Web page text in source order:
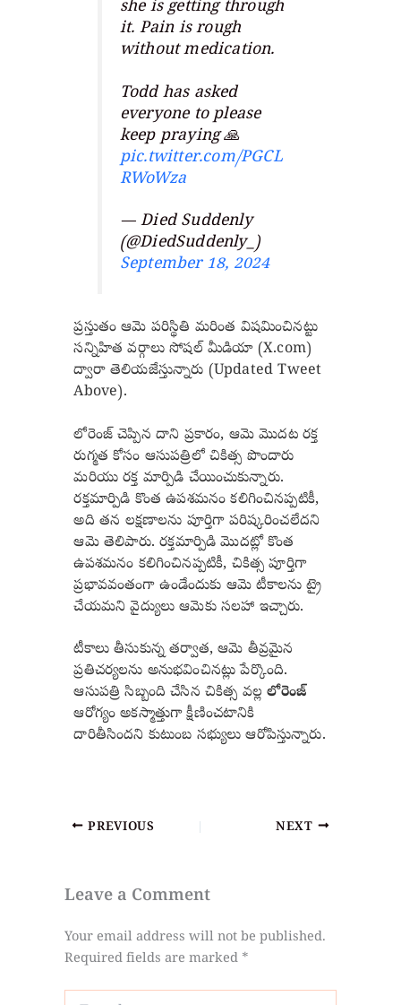
she is getting through
it. Pain is rough
without medication.
Todd has asked
everyone to please
keep praying 🙏
pic.twitter.com/PGCL
RWoWza
— Died Suddenly
(@DiedSuddenly_)
September 18, 2024
ప్రస్తుతం ఆమె పరిస్థితి మరింత విషమించినట్టు
సన్నిహిత వర్గాలు సోషల్ మీడియా (X.com)
ద్వారా తెలియజేస్తున్నారు (Updated Tweet
Above).
లోరెంజ్ చెప్పిన దాని ప్రకారం, ఆమె మొదట రక్త
రుగ్మత కోసం ఆసుపత్రిలో చికిత్స పొందారు
మరియు రక్త మార్పిడి చేయించుకున్నారు.
రక్తమార్పిడి కొంత ఉపశమనం కలిగించినప్పటికీ,
అది తన లక్షణాలను పూర్తిగా పరిష్కరించలేదని
ఆమె తెలిపారు. రక్తమార్పిడి మొదట్లో కొంత
ఉపశమనం కలిగించినప్పటికీ, చికిత్స పూర్తిగా
ప్రభావవంతంగా ఉండేందుకు ఆమె టీకాలను ట్రై
చేయమని వైద్యులు ఆమెకు సలహా ఇచ్చారు.
టీకాలు తీసుకున్న తర్వాత, ఆమె తీవ్రమైన
ప్రతిచర్యలను అనుభవించినట్లు పేర్కొంది.
ఆసుపత్రి సిబ్బంది చేసిన చికిత్స వల్లలోరెంజ్
ఆరోగ్యం అకస్మాత్తుగా క్షీణించటానికి
దారితీసిందని కుటుంబ సభ్యులు ఆరోపిస్తున్నారు.
PREVIOUS NEXT
Leave a Comment
Your email address will not be published.
Required fields are marked *